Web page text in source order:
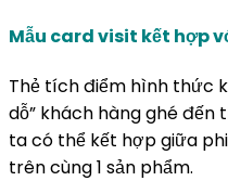
Mẫu card visit kết hợp
Thẻ tích điểm hình thức
dỗ” khách hàng ghé đến
ta có thể kết hợp giữa
trên cùng 1 sản phẩm.